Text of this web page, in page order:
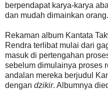
berpendapat karya-karya
dan mudah dimainkan orang.
Rekaman album Kantata
Rendra terlibat mulai dari
masuk di pertengahan
sebelum dimulainya proses
andalan mereka berjudul
dengan dzikir. Albumnya